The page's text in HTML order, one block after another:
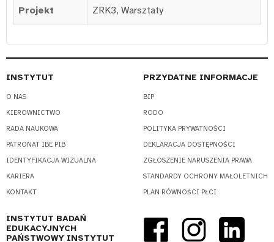
Projekt ZRK3, Warsztaty
INSTYTUT
O NAS
KIEROWNICTWO
RADA NAUKOWA
PATRONAT IBE PIB
IDENTYFIKACJA WIZUALNA
KARIERA
KONTAKT
PRZYDATNE INFORMACJE
BIP
RODO
POLITYKA PRYWATNOŚCI
DEKLARACJA DOSTĘPNOŚCI
ZGŁOSZENIE NARUSZENIA PRAWA
STANDARDY OCHRONY MAŁOLETNICH
PLAN RÓWNOŚCI PŁCI
INSTYTUT BADAŃ
EDUKACYJNYCH
PAŃSTWOWY INSTYTUT